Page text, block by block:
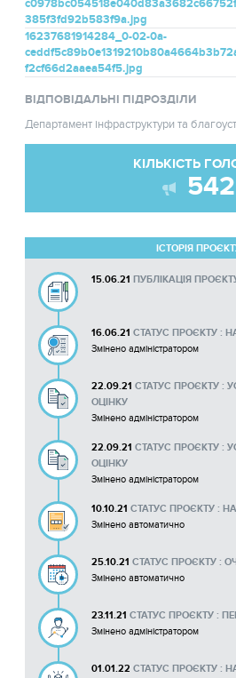
385f3fd92b583f9a.jpg
16237681914284_0-02-0a-
f2cf66d2aaea54f5.jpg
ВІДПОВІДАЛЬНІ ПІДРОЗДІЛИ
Департамент інфраструктури та
КІЛЬКІСТЬ
542
ІСТОРІЯ
15.06.21 ПУБЛІКАЦІЯ
16.06.21 СТАТУС ПРОЄКТУ :
Змінено адміністратором
22.09.21 СТАТУС ПРОЄКТУ :
ОЦІНКУ
Змінено адміністратором
22.09.21 СТАТУС ПРОЄКТУ :
ОЦІНКУ
Змінено адміністратором
10.10.21 СТАТУС ПРОЄКТУ :
Змінено автоматично
25.10.21 СТАТУС ПРОЄКТУ :
Змінено автоматично
23.11.21 СТАТУС ПРОЄКТУ :
Змінено адміністратором
01.01.22 СТАТУС ПРОЄКТУ : НА